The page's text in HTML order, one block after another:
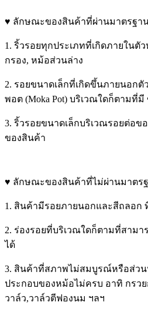
♥ ลักษณะของสินค้าที่ผ่านมาตรฐา
1. ริ้วรอยทุกประเภทที่เกิดภายใน
กรอง, หม้อส่วนล่าง
2. รอยขนาดเล็กที่เกิดขึ้นภายนอก
พอต (Moka Pot) บริเวณใดก็ตามที่มี
3. ริ้วรอยขนาดเล็กบริเวณรอยต่อข
ของสินค้า
♥ ลักษณะของสินค้าที่ไม่ผ่านมาตร
1. สินค้ามีรอยภายนอกและสีถลอก
2. ร่องรอยที่บริเวณใดก็ตามที่สามา
ได้
3. สินค้าที่สภาพไม่สมบูรณ์หรือส่วน
ประกอบของหม้อไม่ครบ อาทิ กรวย
วาล์ว,วาล์วตีฟองนม ฯลฯ